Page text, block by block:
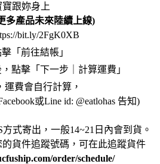
跟妳身上
多產品未來陸續上線)
bit.ly/2FgK0XB
「前往結帳」
點擊「下一步｜計算運費」
費會自行計算，
或Line id: @eatlohas 告知)
式寄出，一般14~21日內會到貨。
貨件追蹤號碼，可在此追蹤貨件
order/schedule/